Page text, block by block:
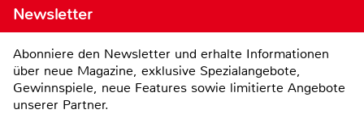
Newsletter
Abonniere den Newsletter und erhalte Informationen
über neue Magazine, exklusive Spezialangebote,
Gewinnspiele, neue Features sowie limitierte Angebote
unserer Partner.